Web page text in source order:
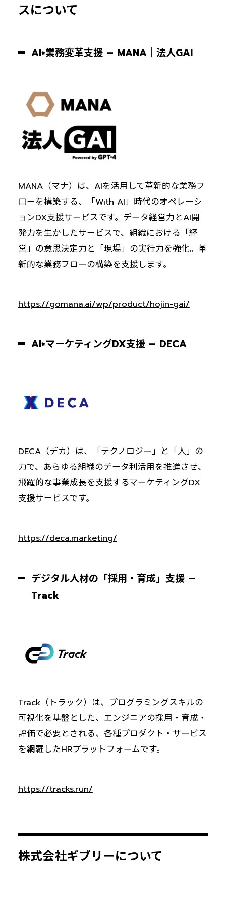
スについて
AI×業務変革支援 – MANA｜法人GAI
MANA（マナ）は、AIを活用して革新的な業務フ
ローを構築する、「With AI」時代のオペレーシ
ョンDX支援サービスです。データ経営力とAI開
発力を生かしたサービスで、組織における「経
営」の意思決定力と「現場」の実行力を強化。革
新的な業務フローの構築を支援します。
https://gomana.ai/wp/product/hojin-gai/
AI×マーケティングDX支援 – DECA
DECA（デカ）は、「テクノロジー」と「人」の
力で、あらゆる組織のデータ利活用を推進させ、
飛躍的な事業成長を支援するマーケティングDX
支援サービスです。
https://deca.marketing/
デジタル人材の「採用・育成」支援 –
Track
Track（トラック）は、プログラミングスキルの
可視化を基盤とした、エンジニアの採用・育成・
評価で必要とされる、各種プロダクト・サービス
を網羅したHRプラットフォームです。
https://tracks.run/
株式会社ギブリーについて